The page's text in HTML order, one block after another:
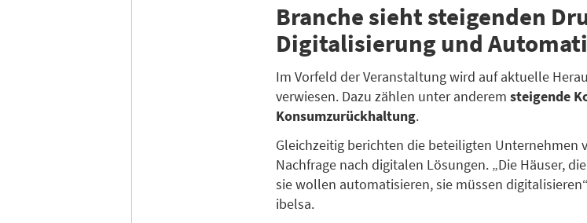
Branche sieht steigenden
Digitalisierung und
Im Vorfeld der Veranstaltung wird auf aktuelle
verwiesen. Dazu zählen unter anderem steigende
Konsumzurückhaltung.
Gleichzeitig berichten die beteiligten Unternehmen
Nachfrage nach digitalen Lösungen. „Die Häuser,
sie wollen automatisieren, sie müssen
ibelsa.